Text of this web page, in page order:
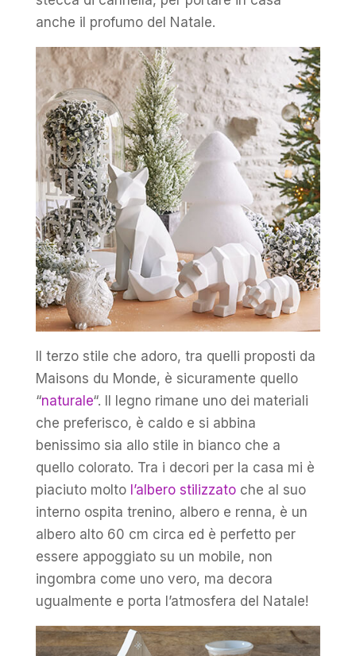
anche il profumo del Natale.
Il terzo stile che adoro, tra quelli proposti da
Maisons du Monde, è sicuramente quello
“naturale“. Il legno rimane uno dei materiali
che preferisco, è caldo e si abbina
benissimo sia allo stile in bianco che a
quello colorato. Tra i decori per la casa mi è
piaciuto molto l’albero stilizzatoche al suo
interno ospita trenino, albero e renna, è un
albero alto 60 cm circa ed è perfetto per
essere appoggiato su un mobile, non
ingombra come uno vero, ma decora
ugualmente e porta l’atmosfera del Natale!